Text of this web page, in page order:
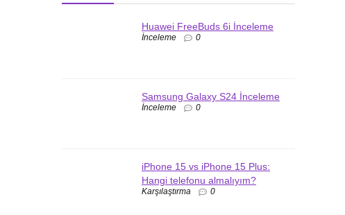
Huawei FreeBuds 6i İnceleme
İnceleme 0
Samsung Galaxy S24 İnceleme
İnceleme 0
iPhone 15 vs iPhone 15 Plus:
Hangi telefonu almalıyım?
Karşılaştırma 0